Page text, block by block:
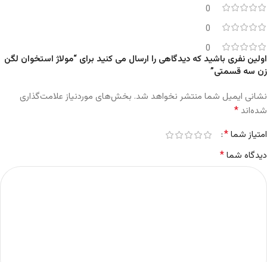
0
0
0
اولین نفری باشید که دیدگاهی را ارسال می کنید برای “مولاژ استخوان لگن
زن سه قسمتی”
نشانی ایمیل شما منتشر نخواهد شد. بخش‌های موردنیاز علامت‌گذاری
شده‌اند *
امتیاز شما*
دیدگاه شما*